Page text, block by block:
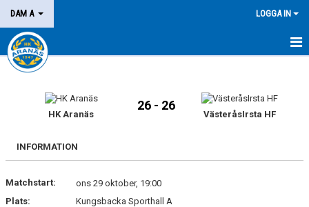
DAM A LOGGA IN
HEM
MATCHER
KONTAKT
HK Aranäs
26 - 26
VästeråsIrsta HF
INFORMATION
Matchstart:
ons 29 oktober, 19:00
Plats:
Kungsbacka Sporthall A